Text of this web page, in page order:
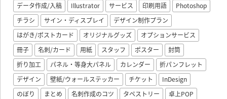
データ作成/入稿 Illustrator サービス 印刷用語
Photoshop
チラシ
サイン・ディスプレイ
デザイン制作プラン
はがき/ポストカード
オリジナルグッズ
オプションサービス
冊子
名刺/カード 用紙 スタッフ ポスター
封筒
折り加工
パネル・等身大パネル カレンダー
折パンフレット
デザイン
壁紙/ウォールステッカー チケット
InDesign
のぼり
まとめ 名刺作成のコツ タペストリー
卓上POP